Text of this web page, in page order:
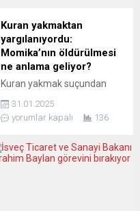
yoksa soğukkanlı bir şekilde
müşterilerini mi...
Kuran yakmaktan
yargılanıyordu:
Momika’nın öldürülmesi
ne anlama geliyor?
Kuran yakmak suçundan
Salwan Momika, İsveç’te
vurularak öldürüldü.
cinayetin arkasında “yabancı
güçler” olabileceğini belirtti.
31.01.2025
yorumlar kapalı
136